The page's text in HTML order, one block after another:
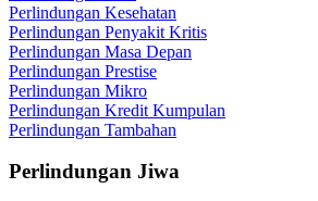
Perlindungan Kesehatan
Perlindungan Penyakit Kritis
Perlindungan Masa Depan
Perlindungan Prestise
Perlindungan Mikro
Perlindungan Kredit Kumpulan
Perlindungan Tambahan
Perlindungan Jiwa